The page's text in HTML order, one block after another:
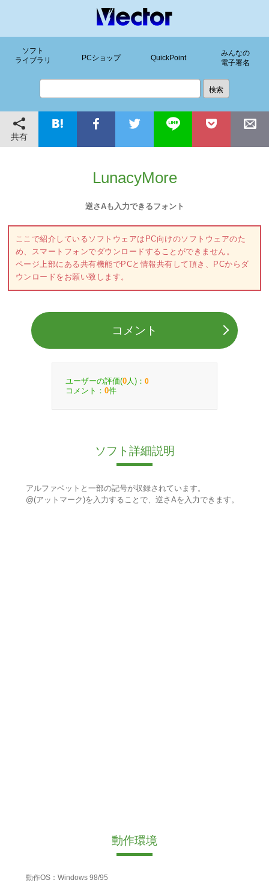
ソフト
ライブラリ
PCショップ QuickPoint
みんなの
電子署名
共有
LunacyMore
逆さAも入力できるフォント
ここで紹介しているソフトウェアはPC向けのソフトウェアのた
め、スマートフォンでダウンロードすることができません。
ページ上部にある共有機能でPCと情報共有して頂き、PCからダ
ウンロードをお願い致します。
コメント
ユーザーの評価(0 人)： 0
コメント： 0件
ソフト詳細説明
アルファベットと一部の記号が収録されています。
@(アットマーク)を入力することで、逆さAを入力できます。
動作環境
動作OS：Windows 98/95